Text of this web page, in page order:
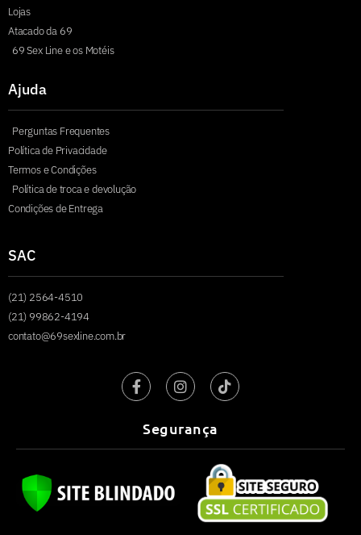
Lojas
Atacado da 69
69 Sex Line e os Motéis
Ajuda
Perguntas Frequentes
Política de Privacidade
Termos e Condições
Política de troca e devolução
Condições de Entrega
SAC
(21) 2564-4510
(21) 99862-4194
contato@69sexline.com.br
Segurança